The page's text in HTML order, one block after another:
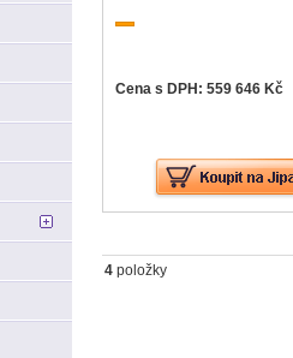
Cena s DPH: 559 646 Kč
4 položky